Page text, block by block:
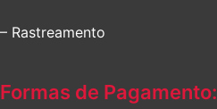
– Rastreamento
Formas de Pagamento: